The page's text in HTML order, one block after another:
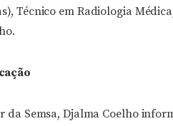
Técnico em Radiologia
da Semsa, Djalma Coelho